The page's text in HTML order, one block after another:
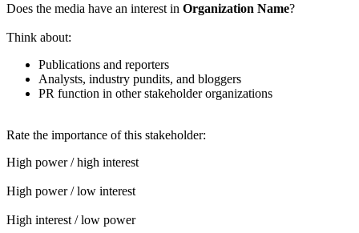
Does the media have an interest in Organization Name?
Think about:
Publications and reporters
Analysts, industry pundits, and bloggers
PR function in other stakeholder organizations
Rate the importance of this stakeholder:
High power / high interest
High power / low interest
High interest / low power